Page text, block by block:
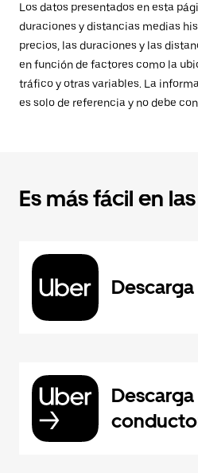
Los datos presentados en esta
duraciones y distancias medias
precios, las duraciones y las
en función de factores como la
tráfico y otras variables. La
es solo de referencia y no debe
Es más fácil en